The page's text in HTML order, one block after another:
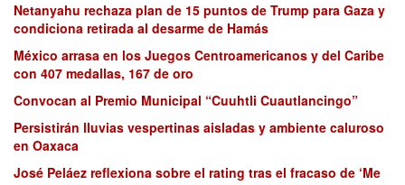
Netanyahu rechaza plan de 15 puntos de Trump para Gaza y
condiciona retirada al desarme de Hamás
México arrasa en los Juegos Centroamericanos y del Caribe
con 407 medallas, 167 de oro
Convocan al Premio Municipal “Cuuhtli Cuautlancingo”
Persistirán lluvias vespertinas aisladas y ambiente caluroso
en Oaxaca
José Peláez reflexiona sobre el rating tras el fracaso de ‘Me